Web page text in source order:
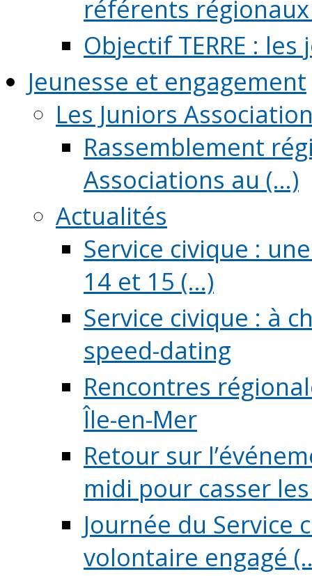
référents régionaux
Objectif TERRE :
Jeunesse et engagement
Les Juniors
Rassemblement
Associations au (...)
Actualités
Service civique :
14 et 15 (...)
Service civique : à
speed-dating
Rencontres
Île-en-Mer
Retour sur
midi pour casser les
Journée du Service
volontaire engagé